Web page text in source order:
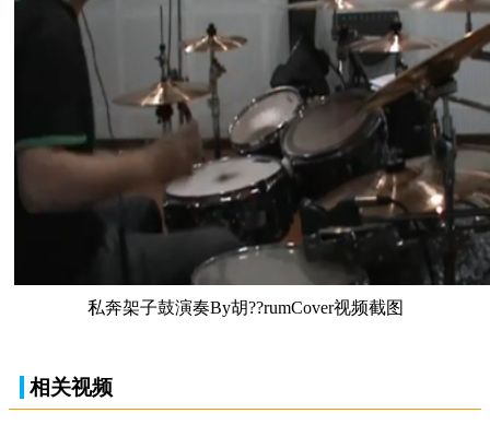
私奔架子鼓演奏By胡??rumCover视频截图
相关视频